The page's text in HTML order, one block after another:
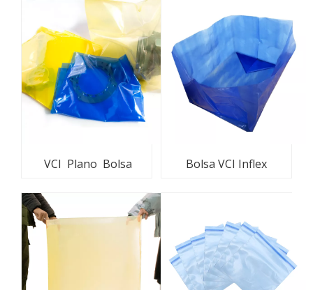
VCI Plano Bolsa Bolsa VCI Inflex